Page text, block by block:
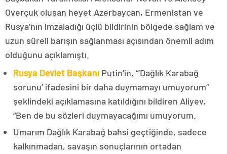
Overçuk oluşan heyet Azerbaycan, Ermenistan ve
Rusya’nın imzaladığı üçlü bildirinin bölgede sağlam ve
uzun süreli barışın sağlanması açısından önemli adım
olduğunu açıklamıştı.
Rusya Devlet Başkanı Putin’in, “‘Dağlık Karabağ
sorunu’ ifadesini bir daha duymamayı umuyorum”
şeklindeki açıklamasına katıldığını bildiren Aliyev,
“Ben de bu sözleri duymayacağımı umuyorum.
Umarım Dağlık Karabağ bahsi geçtiğinde, sadece
kalkınmadan, savaşın sonuçlarının ortadan